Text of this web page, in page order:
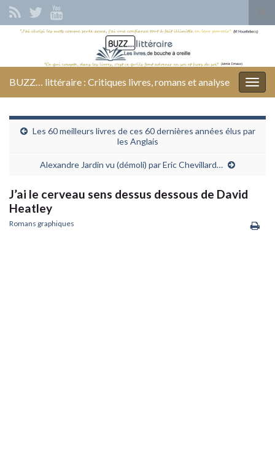
Search for:
BUZZ… littéraire : Critiques livres, romans et analyse
Les 60 meilleurs livres de ces 60 dernières années élus par
les Anglais
Alexandre Jardin vu (démoli) par Eric Chevillard…
J’ai le cerveau sens dessus dessous de David
Heatley
Romans graphiques